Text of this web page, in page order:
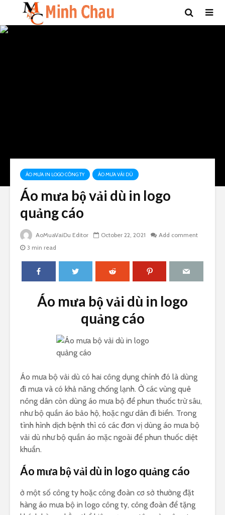
ÁO MƯA IN LOGO CÔNG TY ÁO MƯA VẢI DÙ
Áo mưa bộ vải dù in logo
quảng cáo
AoMuaVaiDu Editor October 22, 2021
Add comment
3 min read
Áo mưa bộ vải dù in logo
quảng cáo
Áo mưa bộ vải dù có hai công dụng chính đó là dùng
đi mưa và có khả năng chống lạnh. Ở các vùng quê
nông dân còn dùng áo mưa bộ để phun thuốc trừ sâu,
như bộ quần áo bảo hộ, hoặc ngư dân đi biển. Trong
tình hình dịch bệnh thì có các đơn vị dùng áo mưa bộ
vải dù như bộ quần áo mặc ngoài để phun thuốc diệt
khuẩn.
Áo mưa bộ vải dù in logo quảng cáo
ở một số công ty hoặc công đoàn cơ sở thường đặt
hàng áo mưa bộ in logo công ty, công đoàn để tặng